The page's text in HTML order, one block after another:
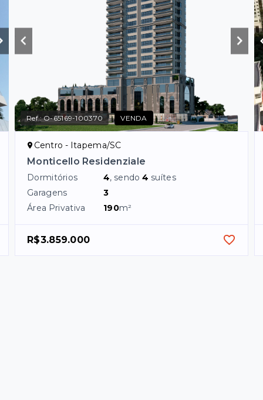
Ref.:O-65169-100370 VENDA
Centro - Itapema/SC
Monticello Residenziale
Dormitórios 4, sendo4 suítes
Garagens
3
Área Privativa
190m²
R$3.859.000